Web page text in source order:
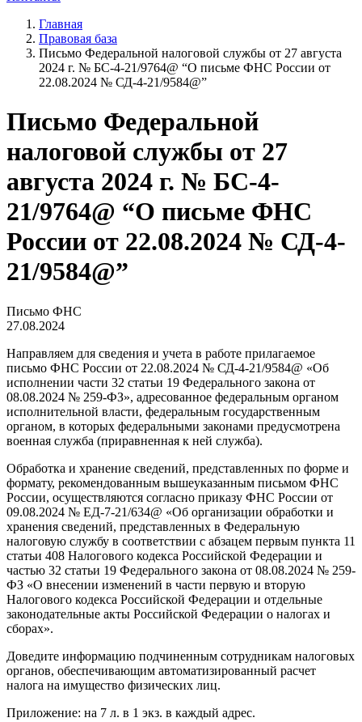
Главная
Правовая база
Письмо Федеральной налоговой службы от 27 августа
2024 г. № БС-4-21/9764@ “О письме ФНС России от
22.08.2024 № СД-4-21/9584@”
Письмо Федеральной
налоговой службы от 27
августа 2024 г. № БС-4-
21/9764@ “О письме ФНС
России от 22.08.2024 № СД-4-
21/9584@”
Письмо ФНС
27.08.2024
Направляем для сведения и учета в работе прилагаемое
письмо ФНС России от 22.08.2024 № СД-4-21/9584@ «Об
исполнении части 32 статьи 19 Федерального закона от
08.08.2024 № 259-ФЗ», адресованное федеральным органом
исполнительной власти, федеральным государственным
органом, в которых федеральными законами предусмотрена
военная служба (приравненная к ней служба).
Обработка и хранение сведений, представленных по форме и
формату, рекомендованным вышеуказанным письмом ФНС
России, осуществляются согласно приказу ФНС России от
09.08.2024 № ЕД-7-21/634@ «Об организации обработки и
хранения сведений, представленных в Федеральную
налоговую службу в соответствии с абзацем первым пункта 11
статьи 408 Налогового кодекса Российской Федерации и
частью 32 статьи 19 Федерального закона от 08.08.2024 № 259-
ФЗ «О внесении изменений в части первую и вторую
Налогового кодекса Российской Федерации и отдельные
законодательные акты Российской Федерации о налогах и
сборах».
Доведите информацию подчиненным сотрудникам налоговых
органов, обеспечивающим автоматизированный расчет
налога на имущество физических лиц.
Приложение: на 7 л. в 1 экз. в каждый адрес.